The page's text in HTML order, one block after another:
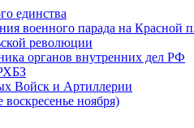
единства
военного парада на Красной
революции
органов внутренних дел РФ
Войск и Артиллерии
ноября)